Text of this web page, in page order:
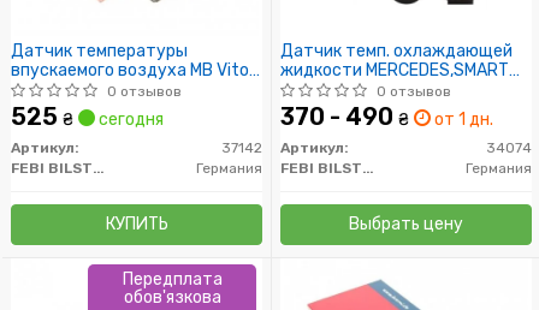
Датчик температуры
впускаемого воздуха MB Vito,
Sprinter (пр-во FEBI)
0 отзывов
525 ₴ сегодня
Артикул:
37142
FEBI BILSTEIN
Германия
КУПИТЬ
Датчик темп. охлаждающей
жидкости MERCEDES,SMART
(пр-во FEBI)
0 отзывов
370 - 490 ₴ от 1 дн.
Артикул:
34074
FEBI BILSTEIN
Германия
Выбрать цену
Передплата
обов'язкова